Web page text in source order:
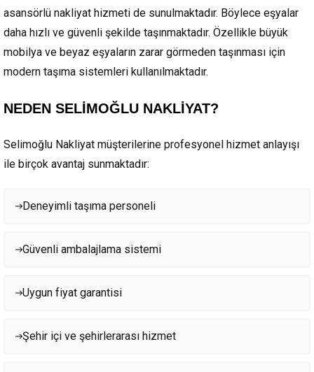
asansörlü nakliyat hizmeti de sunulmaktadır. Böylece eşyalar
daha hızlı ve güvenli şekilde taşınmaktadır. Özellikle büyük
mobilya ve beyaz eşyaların zarar görmeden taşınması için
modern taşıma sistemleri kullanılmaktadır.
NEDEN SELİMOĞLU NAKLİYAT?
Selimoğlu Nakliyat müşterilerine profesyonel hizmet anlayışı
ile birçok avantaj sunmaktadır:
Deneyimli taşıma personeli
Güvenli ambalajlama sistemi
Uygun fiyat garantisi
Şehir içi ve şehirlerarası hizmet